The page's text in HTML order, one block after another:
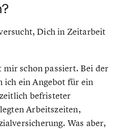
Dich in Zeitarbeit
mir schon passiert. Bei der
ich ein Angebot für ein
befristeter
Arbeitszeiten,
Was aber,